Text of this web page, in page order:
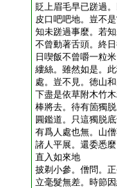
貶上眉毛早已蹉過
皮口吧吧地。豈不
知未蹉過事麼。若
不曾動著舌頭。終
日喫飯不曾嚼一粒
縷絲。雖然如是。
處。豈不見。徳山
下盡是依草附木竹
棒將去。待有箇獨
圓鑑道。只這獨脱
有爲人處也無。山
諸人平展。還委悉
直入如來地
披剃小參。僧問。
立毫髮無差。時節